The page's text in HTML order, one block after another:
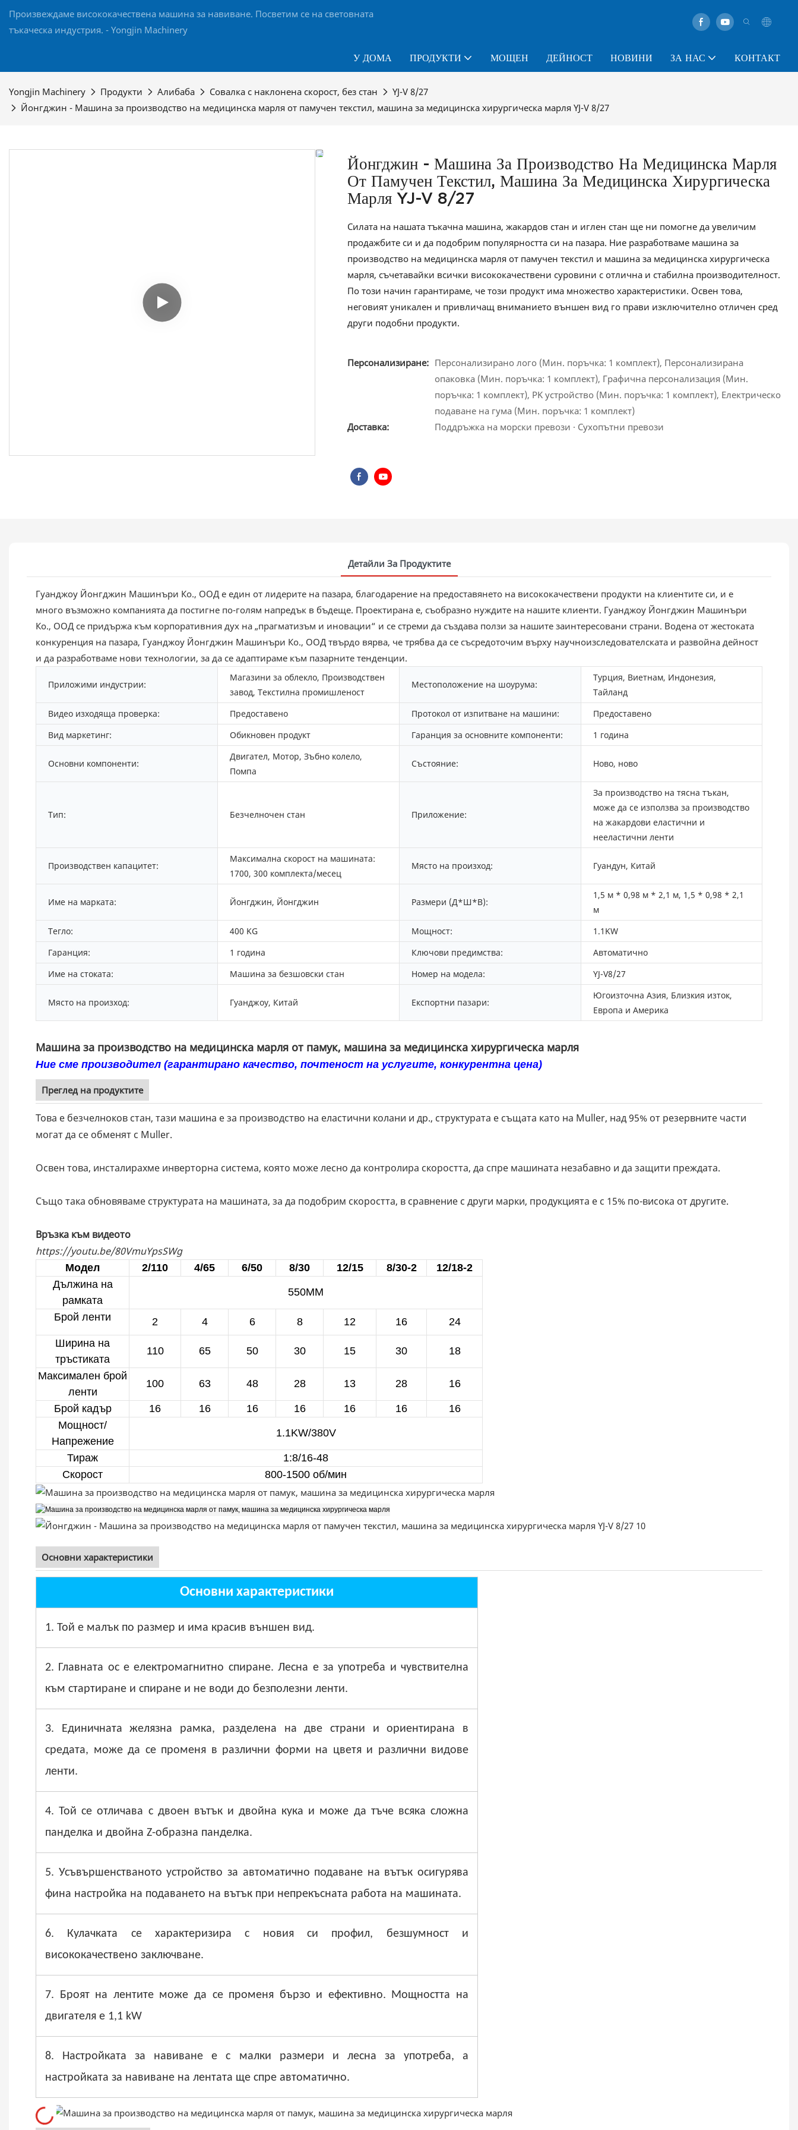
Произвеждаме висококачествена машина за навиване. Посветим се на световната
тъкаческа индустрия. - Yongjin Machinery
У ДОМА ПРОДУКТИ МОЩЕН ДЕЙНОСТ НОВИНИ ЗА НАС КОНТАКТ
Yongjin Machinery Продукти Алибаба Совалка с наклонена скорост, без стан
YJ-V 8/27
Йонгджин - Машина за производство на медицинска марля от памучен текстил, машина за медицинска хирургическа марля YJ-V 8/27
Йонгджин - Машина За Производство На Медицинска Марля
От Памучен Текстил, Машина За Медицинска Хирургическа
Марля YJ-V 8/27
Силата на нашата тъкачна машина, жакардов стан и иглен стан ще ни помогне да увеличим
продажбите си и да подобрим популярността си на пазара. Ние разработваме машина за
производство на медицинска марля от памучен текстил и машина за медицинска хирургическа
марля, съчетавайки всички висококачествени суровини с отлична и стабилна производителност.
По този начин гарантираме, че този продукт има множество характеристики. Освен това,
неговият уникален и привличащ вниманието външен вид го прави изключително отличен сред
други подобни продукти.
Персонализиране: Персонализирано лого (Мин. поръчка: 1 комплект), Персонализирана
опаковка (Мин. поръчка: 1 комплект), Графична персонализация (Мин.
поръчка: 1 комплект), PK устройство (Мин. поръчка: 1 комплект), Електрическо
подаване на гума (Мин. поръчка: 1 комплект)
Доставка:
Поддръжка на морски превози · Сухопътни превози
Детайли За Продуктите
Гуанджоу Йонгджин Машинъри Ко., ООД е един от лидерите на пазара, благодарение на предоставянето на висококачествени продукти на клиентите си, и е
много възможно компанията да постигне по-голям напредък в бъдеще. Проектирана е, съобразно нуждите на нашите клиенти. Гуанджоу Йонгджин Машинъри
Ко., ООД се придържа към корпоративния дух на „прагматизъм и иновации“ и се стреми да създава ползи за нашите заинтересовани страни. Водена от жестоката
конкуренция на пазара, Гуанджоу Йонгджин Машинъри Ко., ООД твърдо вярва, че трябва да се съсредоточим върху научноизследователската и развойна дейност
и да разработваме нови технологии, за да се адаптираме към пазарните тенденции.
Приложими индустрии:
Магазини за облекло, Производствен
завод, Текстилна промишленост
Местоположение на шоурума:
Турция, Виетнам, Индонезия,
Тайланд
Видео изходяща проверка:
Предоставено Протокол от изпитване на машини:
Предоставено
Вид маркетинг:
Обикновен продукт Гаранция за основните компоненти: 1 година
Основни компоненти:
Двигател, Мотор, Зъбно колело,
Помпа
Състояние: Ново, ново
Тип: Безчелночен стан Приложение:
За производство на тясна тъкан,
може да се използва за производство
на жакардови еластични и
нееластични ленти
Производствен капацитет:
Максимална скорост на машината:
1700, 300 комплекта/месец
Място на произход: Гуандун, Китай
Име на марката: Йонгджин, Йонгджин Размери (Д*Ш*В):
1,5 м * 0,98 м * 2,1 м, 1,5 * 0,98 * 2,1
м
Тегло:
400 KG Мощност:
1.1KW
Гаранция:
1 година Ключови предимства:
Автоматично
Име на стоката:
Машина за безшовски стан Номер на модела: YJ-V8/27
Място на произход: Гуанджоу, Китай Експортни пазари:
Югоизточна Азия, Близкия изток,
Европа и Америка
Машина за производство на медицинска марля от памук, машина за медицинска хирургическа марля
Ние сме производител (гарантирано качество, почтеност на услугите, конкурентна цена)
Преглед на продуктите
Това е безчелноков стан, тази машина е за производство на еластични колани и др., структурата е същата като на Muller, над 95% от резервните части
могат да се обменят с Muller.
Освен това, инсталирахме инверторна система, която може лесно да контролира скоростта, да спре машината незабавно и да защити преждата.
Също така обновяваме структурата на машината, за да подобрим скоростта, в сравнение с други марки, продукцията е с 15% по-висока от другите.
Връзка към видеото
https://youtu.be/80VmuYpsSWg
Модел 2/110 4/65 6/50 8/30 12/15 8/30-2
12/18-2
Дължина на
рамката
550MM
Брой ленти 2 4 6 8 12 16
24
Ширина на
тръстиката
110 65 50 30 15 30 18
Максимален брой
ленти
100 63 48 28 13 28 16
Брой кадър 16 16 16 16 16 16
16
Мощност/
Напрежение
1.1KW/380V
Тираж
1:8/16-48
Скорост
800-1500 об/мин
Основни характеристики
Основни характеристики
1. Той е малък по размер и има красив външен вид.
2. Главната ос е електромагнитно спиране. Лесна е за употреба и чувствителна
към стартиране и спиране и не води до безполезни ленти.
3. Единичната желязна рамка, разделена на две страни и ориентирана в
средата, може да се променя в различни форми на цветя и различни видове
ленти.
4. Той се отличава с двоен вътък и двойна кука и може да тъче всяка сложна
панделка и двойна Z-образна панделка.
5. Усъвършенстваното устройство за автоматично подаване на вътък осигурява
фина настройка на подаването на вътък при непрекъсната работа на машината.
6. Кулачката се характеризира с новия си профил, безшумност и
висококачествено заключване.
7. Броят на лентите може да се променя бързо и ефективно. Мощността на
двигателя е 1,1 kW
8. Настройката за навиване е с малки размери и лесна за употреба, а
настройката за навиване на лентата ще спре автоматично.